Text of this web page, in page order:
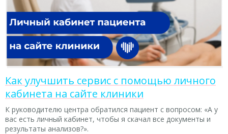
Как улучшить сервис с помощью личного
кабинета на сайте клиники
К руководителю центра обратился пациент с вопросом: «А у
вас есть личный кабинет, чтобы я скачал все документы и
результаты анализов?».